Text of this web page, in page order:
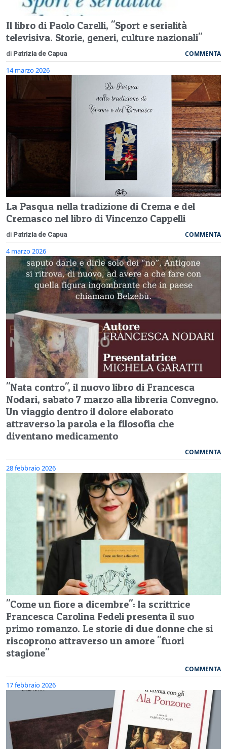
Il libro di Paolo Carelli, "Sport e serialità
televisiva. Storie, generi, culture nazionali"
di Patrizia de Capua COMMENTA
14 marzo 2026
La Pasqua nella tradizione di Crema e del
Cremasco nel libro di Vincenzo Cappelli
di Patrizia de Capua COMMENTA
4 marzo 2026
"Nata contro", il nuovo libro di Francesca
Nodari, sabato 7 marzo alla libreria Convegno.
Un viaggio dentro il dolore elaborato
attraverso la parola e la filosofia che
diventano medicamento
COMMENTA
28 febbraio 2026
"Come un fiore a dicembre": la scrittrice
Francesca Carolina Fedeli presenta il suo
primo romanzo. Le storie di due donne che si
riscoprono attraverso un amore "fuori
stagione"
COMMENTA
17 febbraio 2026